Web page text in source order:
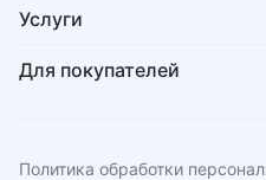
Услуги
Для покупателей
Политика обработки